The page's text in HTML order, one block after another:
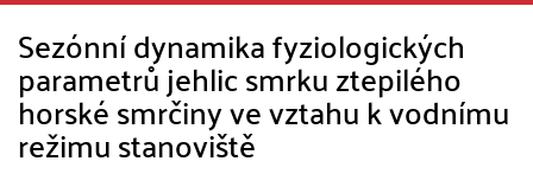
Sezónní dynamika fyziologických
parametrů jehlic smrku ztepilého
horské smrčiny ve vztahu k vodnímu
režimu stanoviště